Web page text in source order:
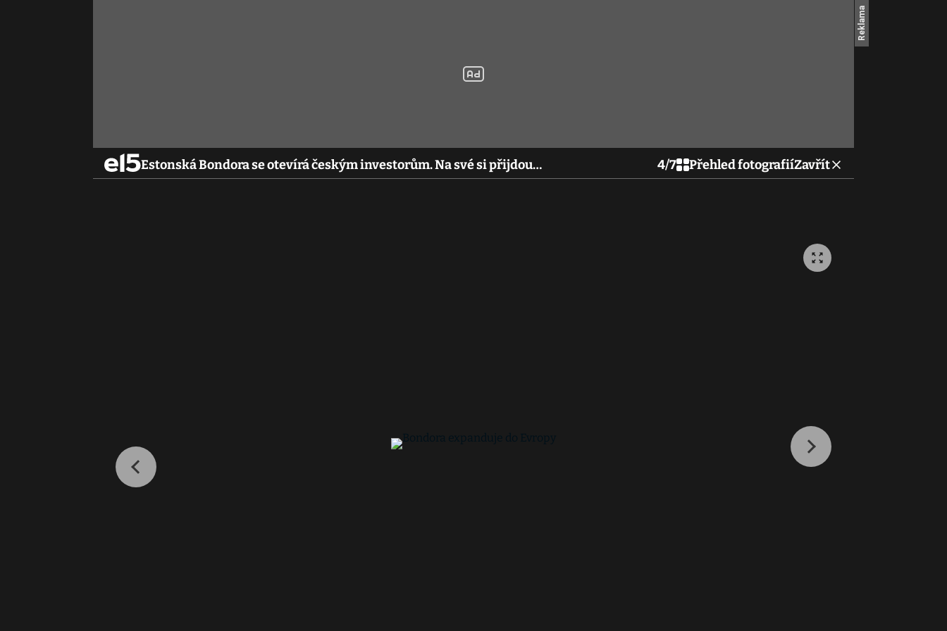
Estonská Bondora se otevírá českým investorům. Na své si přijdou… 4/7 Přehled fotografiíZavřít